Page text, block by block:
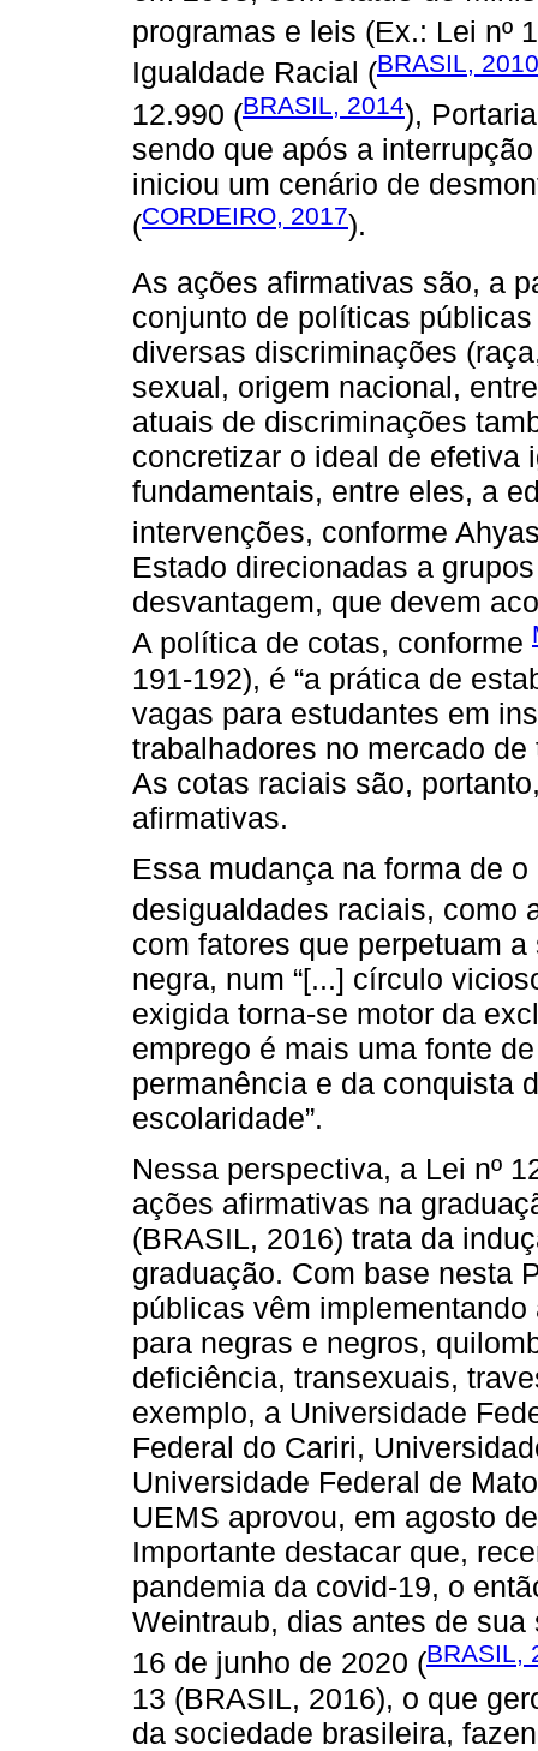
programas e leis (Ex.: Lei nº
Igualdade Racial (BRASIL, 2010
12.990 (BRASIL, 2014),
sendo que após a
iniciou um cenário de
(CORDEIRO, 2017).
As ações afirmativas são, a
conjunto de políticas
diversas discriminações
sexual, origem nacional,
atuais de discriminações
concretizar o ideal de efetiva
fundamentais, entre eles, a
intervenções, conforme
Estado direcionadas a
desvantagem, que devem
A política de cotas, conforme
191-192), é “a prática de
vagas para estudantes em
trabalhadores no mercado
As cotas raciais são,
afirmativas.
Essa mudança na forma de
desigualdades raciais, como
com fatores que perpetuam
negra, num “[...] círculo
exigida torna-se motor da
emprego é mais uma fonte
permanência e da conquista
escolaridade”.
Nessa perspectiva, a Lei nº
ações afirmativas na
(BRASIL, 2016) trata da
graduação. Com base nesta
públicas vêm
para negras e negros,
deficiência, transexuais,
exemplo, a Universidade
Federal do Cariri,
Universidade Federal de
UEMS aprovou, em agosto
Importante destacar que,
pandemia da covid-19, o
Weintraub, dias antes de
16 de junho de 2020 (BRASIL,
13 (BRASIL, 2016), o que
da sociedade brasileira,